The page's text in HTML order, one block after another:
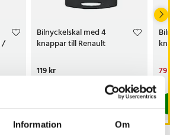
Information Om
/
Bilnyckelskal med 4
knappar till Renault
Pris:119 kr
119 kr
I lager, levereras inom 1-2 vardagar
79